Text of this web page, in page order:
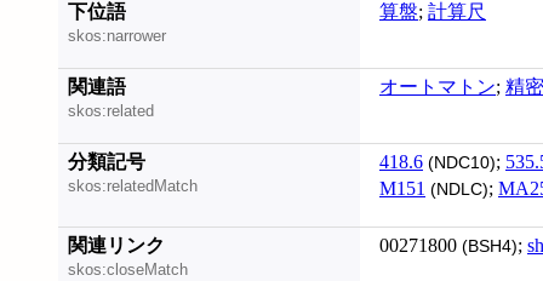
下位語
skos:narrower
算盤; 計算尺
関連語
skos:related
オートマトン; 精
分類記号
skos:relatedMatch
418.6 (NDC10);
M151 (NDLC);
関連リンク
skos:closeMatch
00271800 (BSH4);